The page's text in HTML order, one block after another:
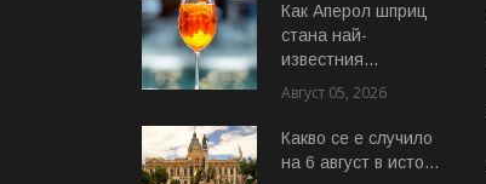
Как Аперол шприц
стана най-
известния...
Август 05, 2026
Какво се е случило
на 6 август в исто...